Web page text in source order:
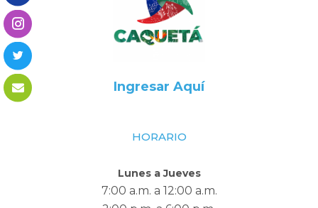
Ingresar Aquí
HORARIO
Lunes a Jueves
7:00 a.m. a 12:00 a.m.